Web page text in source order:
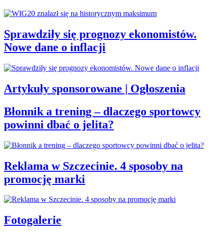
Sprawdziły się prognozy ekonomistów.
Nowe dane o inflacji
Artykuły sponsorowane | Ogłoszenia
Błonnik a trening – dlaczego sportowcy
powinni dbać o jelita?
Reklama w Szczecinie. 4 sposoby na
promocję marki
Fotogalerie